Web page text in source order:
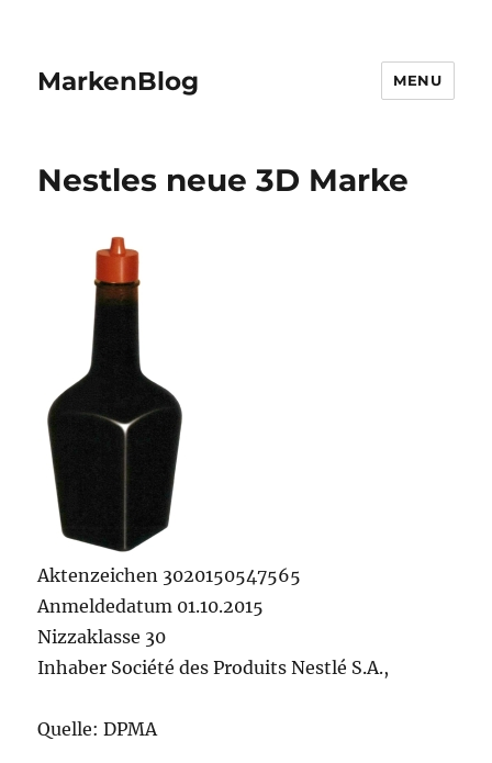
MarkenBlog MENU
Nestles neue 3D Marke
Aktenzeichen 3020150547565
Anmeldedatum 01.10.2015
Nizzaklasse 30
Inhaber Société des Produits Nestlé S.A.,
Quelle: DPMA